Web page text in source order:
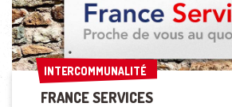
INTERCOMMUNALITÉ
INTERCOMMUNALITÉ
FRANCE SERVICES